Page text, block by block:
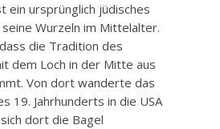
ein ursprünglich jüdisches
Wurzeln im Mittelalter.
die Tradition des
dem Loch in der Mitte aus
Von dort wanderte das
19. Jahrhunderts in die USA
dort die Bagel